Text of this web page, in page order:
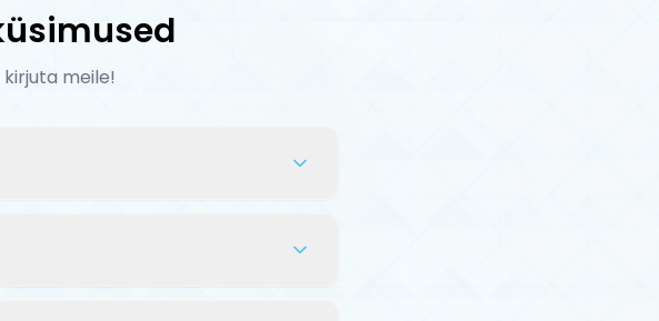
kirjuta meile!
võtab 5–10 minutit. Kaasas on